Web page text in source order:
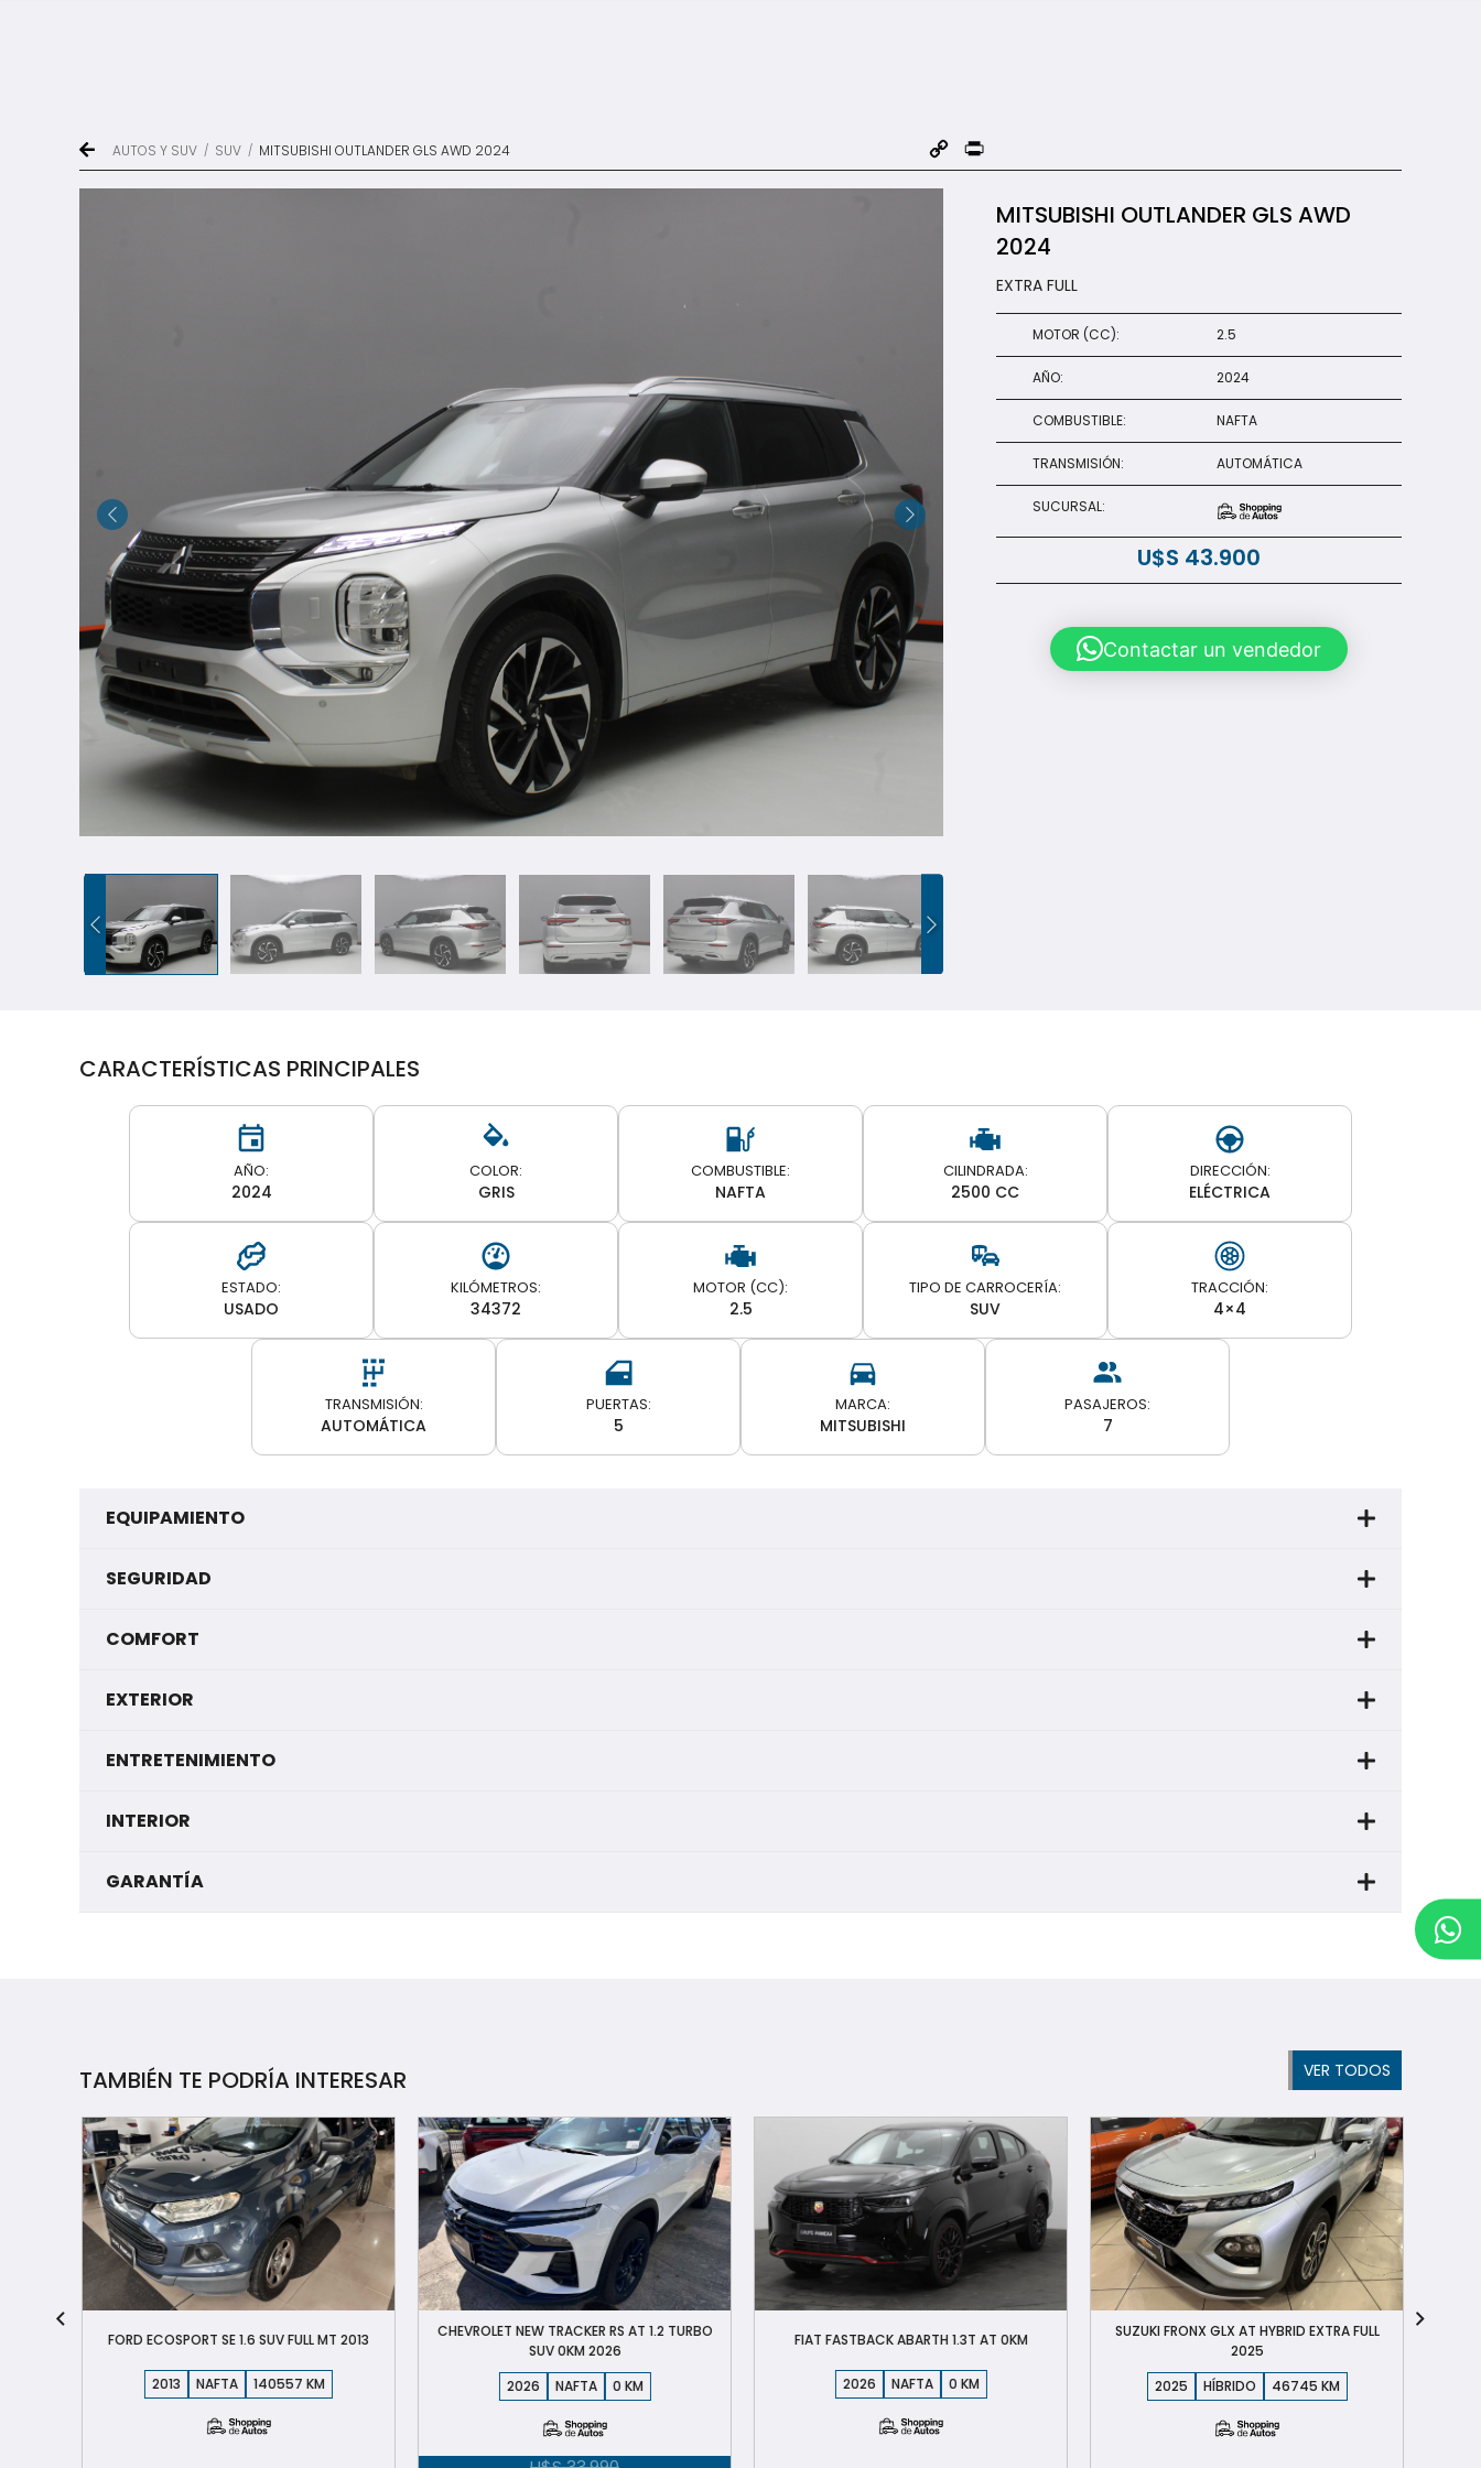
AUTOS Y SUV / SUV / MITSUBISHI OUTLANDER GLS AWD 2024
Copy
Link
MITSUBISHI OUTLANDER GLS AWD
2024
EXTRA FULL
MOTOR (CC): 2.5
AÑO: 2024
COMBUSTIBLE: NAFTA
TRANSMISIÓN: AUTOMÁTICA
SUCURSAL:
U$S 43.900
Contactar un vendedor
CARACTERÍSTICAS PRINCIPALES
AÑO:
2024
COLOR:
GRIS
COMBUSTIBLE:
NAFTA
CILINDRADA:
2500 CC
DIRECCIÓN:
ELÉCTRICA
ESTADO:
USADO
KILÓMETROS:
34372
MOTOR (CC):
2.5
TIPO DE CARROCERÍA:
SUV
TRACCIÓN:
4×4
TRANSMISIÓN:
AUTOMÁTICA
PUERTAS:
5
MARCA:
MITSUBISHI
PASAJEROS:
7
EQUIPAMIENTO
SEGURIDAD
COMFORT
EXTERIOR
ENTRETENIMIENTO
INTERIOR
GARANTÍA
TAMBIÉN TE PODRÍA INTERESAR VER TODOS
FORD ECOSPORT SE 1.6 SUV FULL MT 2013
2013 NAFTA 140557
CHEVROLET NEW TRACKER RS AT 1.2 TURBO
SUV 0KM 2026
2026
NAFTA 0
FIAT FASTBACK ABARTH 1.3T AT 0KM
2026 NAFTA 0
SUZUKI FRONX GLX AT HYBRID EXTRA FULL
2025
2025
HÍBRIDO 46745